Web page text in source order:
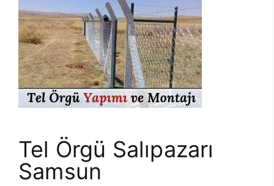
Tel Örgü Salıpazarı
Samsun